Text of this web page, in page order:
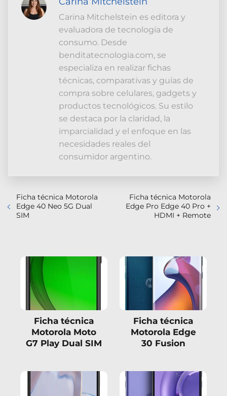
Carina Mitchelstein es editora y
evaluadora de tecnología de
consumo. Desde
benditatecnologia.com, se
especializa en realizar fichas
técnicas, comparativas y guías de
compra sobre celulares, gadgets y
productos tecnológicos. Su estilo
se destaca por la claridad, la
imparcialidad y el enfoque en las
necesidades reales del
consumidor argentino.
Ficha técnica Motorola
Edge 40 Neo 5G Dual
SIM
Ficha técnica Motorola
Edge Pro Edge 40 Pro +
HDMI + Remote
Ficha técnica
Motorola Moto
G7 Play Dual SIM
Ficha técnica
Motorola Edge
30 Fusion